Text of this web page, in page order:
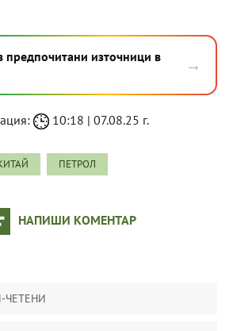
предпочитани източници в
→
10:18 | 07.08.25 г.
ПЕТРОЛ
НАПИШИ КОМЕНТАР
ЧЕТЕНИ